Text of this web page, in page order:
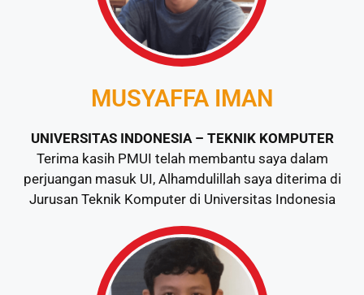
MUSYAFFA IMAN
UNIVERSITAS INDONESIA – TEKNIK KOMPUTER
Terima kasih PMUI telah membantu saya dalam
perjuangan masuk UI, Alhamdulillah saya diterima di
Jurusan Teknik Komputer di Universitas Indonesia